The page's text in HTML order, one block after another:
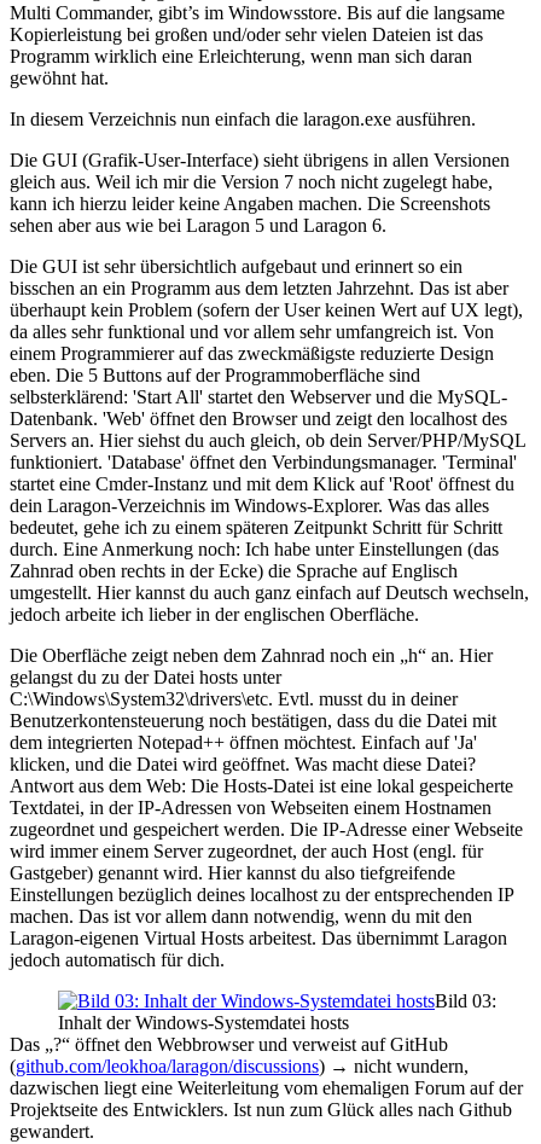
Multi Commander, gibt’s im Windowsstore. Bis auf die langsame
Kopierleistung bei großen und/oder sehr vielen Dateien ist das
Programm wirklich eine Erleichterung, wenn man sich daran
gewöhnt hat.
In diesem Verzeichnis nun einfach die laragon.exe ausführen.
Die GUI (Grafik-User-Interface) sieht übrigens in allen Versionen
gleich aus. Weil ich mir die Version 7 noch nicht zugelegt habe,
kann ich hierzu leider keine Angaben machen. Die Screenshots
sehen aber aus wie bei Laragon 5 und Laragon 6.
Die GUI ist sehr übersichtlich aufgebaut und erinnert so ein
bisschen an ein Programm aus dem letzten Jahrzehnt. Das ist aber
überhaupt kein Problem (sofern der User keinen Wert auf UX legt),
da alles sehr funktional und vor allem sehr umfangreich ist. Von
einem Programmierer auf das zweckmäßigste reduzierte Design
eben. Die 5 Buttons auf der Programmoberfläche sind
selbsterklärend: 'Start All' startet den Webserver und die MySQL-
Datenbank. 'Web' öffnet den Browser und zeigt den localhost des
Servers an. Hier siehst du auch gleich, ob dein Server/PHP/MySQL
funktioniert. 'Database' öffnet den Verbindungsmanager. 'Terminal'
startet eine Cmder-Instanz und mit dem Klick auf 'Root' öffnest du
dein Laragon-Verzeichnis im Windows-Explorer. Was das alles
bedeutet, gehe ich zu einem späteren Zeitpunkt Schritt für Schritt
durch. Eine Anmerkung noch: Ich habe unter Einstellungen (das
Zahnrad oben rechts in der Ecke) die Sprache auf Englisch
umgestellt. Hier kannst du auch ganz einfach auf Deutsch wechseln,
jedoch arbeite ich lieber in der englischen Oberfläche.
Die Oberfläche zeigt neben dem Zahnrad noch ein „h“ an. Hier
gelangst du zu der Datei hosts unter
C:\Windows\System32\drivers\etc. Evtl. musst du in deiner
Benutzerkontensteuerung noch bestätigen, dass du die Datei mit
dem integrierten Notepad++ öffnen möchtest. Einfach auf 'Ja'
klicken, und die Datei wird geöffnet. Was macht diese Datei?
Antwort aus dem Web: Die Hosts-Datei ist eine lokal gespeicherte
Textdatei, in der IP-Adressen von Webseiten einem Hostnamen
zugeordnet und gespeichert werden. Die IP-Adresse einer Webseite
wird immer einem Server zugeordnet, der auch Host (engl. für
Gastgeber) genannt wird. Hier kannst du also tiefgreifende
Einstellungen bezüglich deines localhost zu der entsprechenden IP
machen. Das ist vor allem dann notwendig, wenn du mit den
Laragon-eigenen Virtual Hosts arbeitest. Das übernimmt Laragon
jedoch automatisch für dich.
Bild 03:
Inhalt der Windows-Systemdatei hosts
Das „?“ öffnet den Webbrowser und verweist auf GitHub
(github.com/leokhoa/laragon/discussions) → nicht wundern,
dazwischen liegt eine Weiterleitung vom ehemaligen Forum auf der
Projektseite des Entwicklers. Ist nun zum Glück alles nach Github
gewandert.